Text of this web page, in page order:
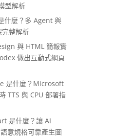
型解析
什麼？多 Agent 與
完整解析
與 HTML 簡報實
做出互動式網頁
是什麼？Microsoft
TTS 與 CPU 部署指
是什麼？讓 AI
意規格可靠產生圖